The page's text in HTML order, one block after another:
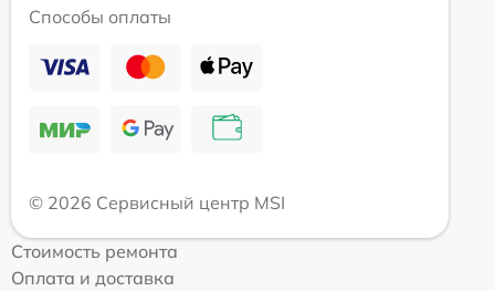
Способы оплаты
© 2026 Сервисный центр MSI
Стоимость ремонта
Оплата и доставка